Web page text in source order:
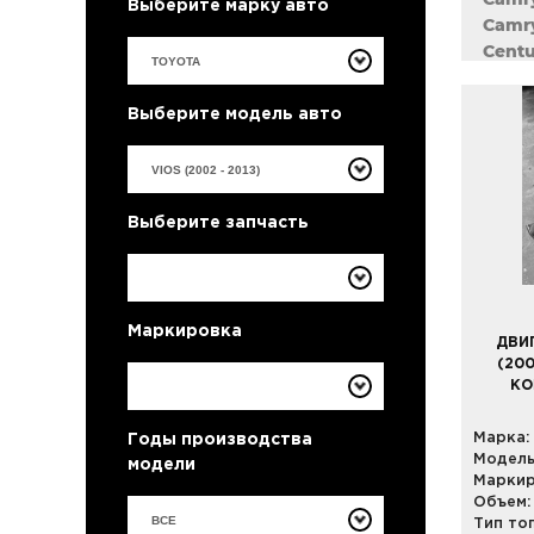
Выберите марку авто
Выберите модель авто
Выберите запчасть
Маркировка
Годы производства
модели
ВСЕ
Porte
Prius
Марка:
Объем:
Тип